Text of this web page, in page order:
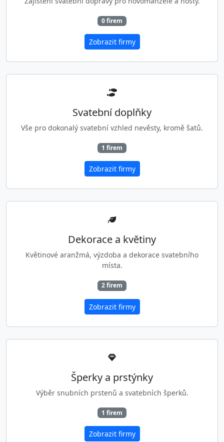
0 firem
Zobrazit firmy
Svatební doplňky
Vše pro dokonalý svatební vzhled nevěsty, kromě šatů.
1 firem
Zobrazit firmy
Dekorace a květiny
Květinové aranžmá, výzdoba a dekorace svatebního
místa.
2 firem
Zobrazit firmy
Šperky a prstýnky
Výběr snubních prstenů a svatebních šperků.
1 firem
Zobrazit firmy